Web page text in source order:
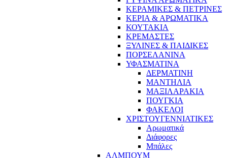
ΚΕΡΑΜΙΚΕΣ & ΠΕΤΡΙΝΕΣ
ΚΕΡΙΑ & ΑΡΩΜΑΤΙΚΑ
ΚΟΥΤΑΚΙΑ
ΚΡΕΜΑΣΤΕΣ
ΞΥΛΙΝΕΣ & ΠΑΙΔΙΚΕΣ
ΠΟΡΣΕΛΑΝΙΝΑ
ΥΦΑΣΜΑΤΙΝA
ΔΕΡΜΑΤΙΝΗ
ΜΑΝΤΗΛΙΑ
ΜΑΞΙΛΑΡΑΚΙΑ
ΠΟΥΓΚΙΑ
ΦΑΚΕΛΟΙ
ΧΡΙΣΤΟΥΓΕΝΝΙΑΤΙΚΕΣ
Αρωματικά
Διάφορες
Μπάλες
ΑΛΜΠΟΥΜ